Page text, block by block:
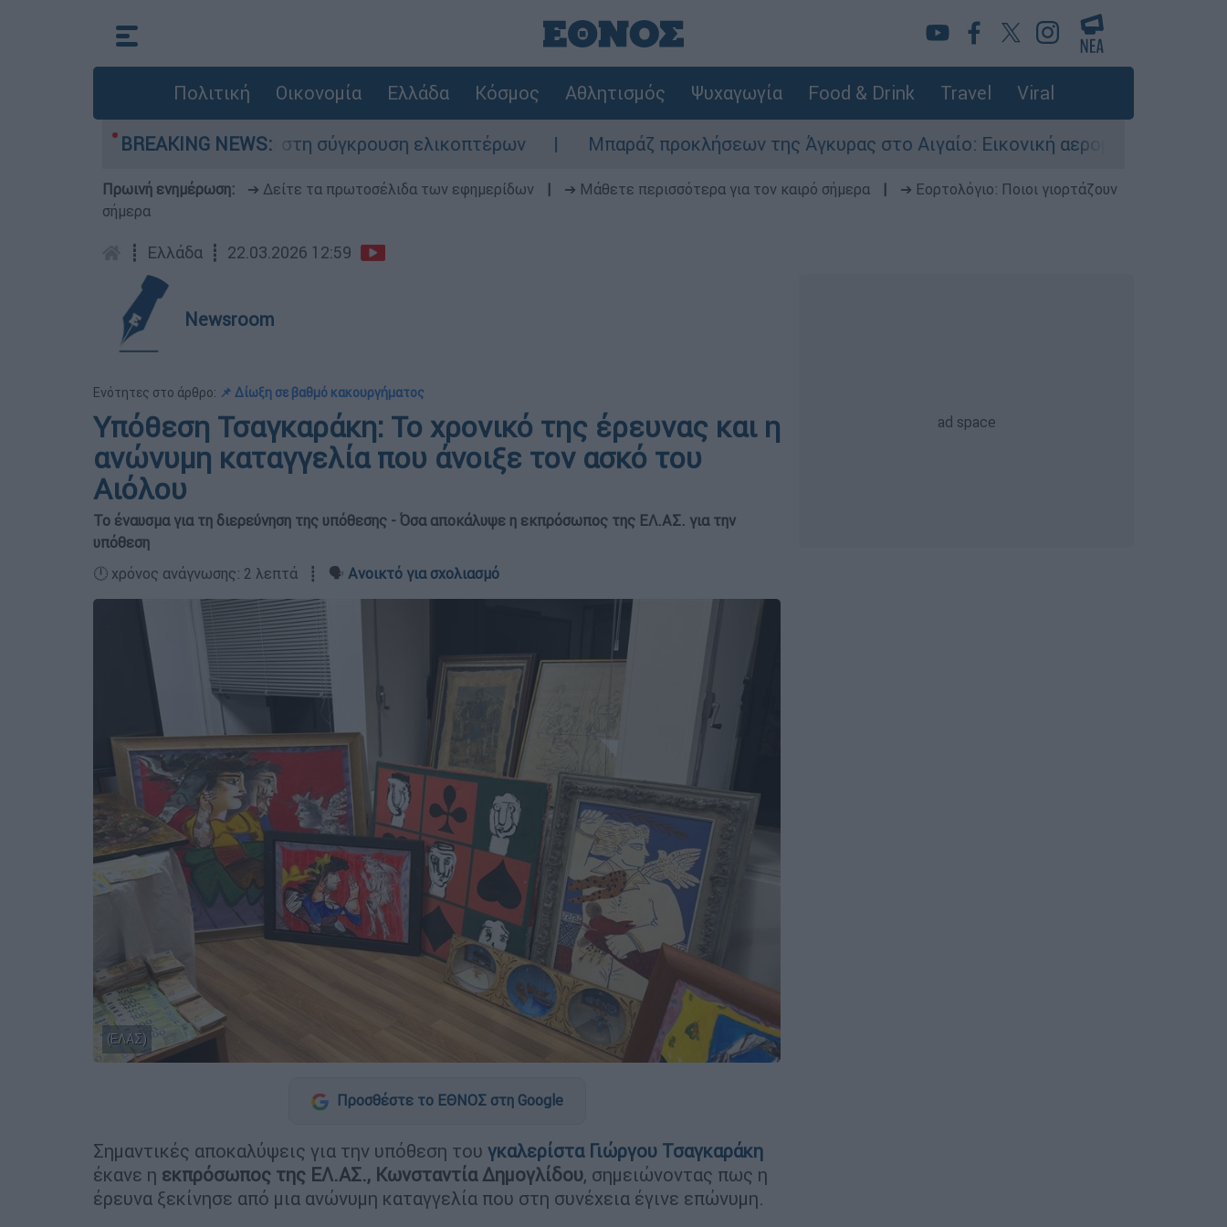
Πολιτική Οικονομία Ελλάδα Κόσμος Αθλητισμός Ψυχαγωγία Food & Drink Travel Viral
BREAKING NEWS:
τη ζωή του στη σύγκρουση ελικοπτέρων Μπαράζ προκλήσεων της Άγκυρας στο Αιγαίο: Εικονική αερομαχία ανάμεσα σε ελληνικά και
Πρωινή ενημέρωση: ➔ Δείτε τα πρωτοσέλιδα των εφημερίδων ➔ Μάθετε περισσότερα για τον καιρό σήμερα
➔ Εορτολόγιο: Ποιοι γιορτάζουν
σήμερα
┋ Ελλάδα ┋ 22.03.2026 12:59
Newsroom
Ενότητες στο άρθρο: 📌 Δίωξη σε βαθμό κακουργήματος
Υπόθεση Τσαγκαράκη: Το χρονικό της έρευνας και η
ανώνυμη καταγγελία που άνοιξε τον ασκό του
Αιόλου
Το έναυσμα για τη διερεύνηση της υπόθεσης - Όσα αποκάλυψε η εκπρόσωπος της ΕΛ.ΑΣ. για την
υπόθεση
🕛 χρόνος ανάγνωσης: 2 λεπτά ┋ 🗣️ Ανοικτό για σχολιασμό
(ΕΛΑΣ)
Προσθέστε το ΕΘΝΟΣ στη Google
Σημαντικές αποκαλύψεις για την υπόθεση του γκαλερίστα Γιώργου Τσαγκαράκη
έκανε η εκπρόσωπος της ΕΛ.ΑΣ., Κωνσταντία Δημογλίδου, σημειώνοντας πως η
έρευνα ξεκίνησε από μια ανώνυμη καταγγελία που στη συνέχεια έγινε επώνυμη.